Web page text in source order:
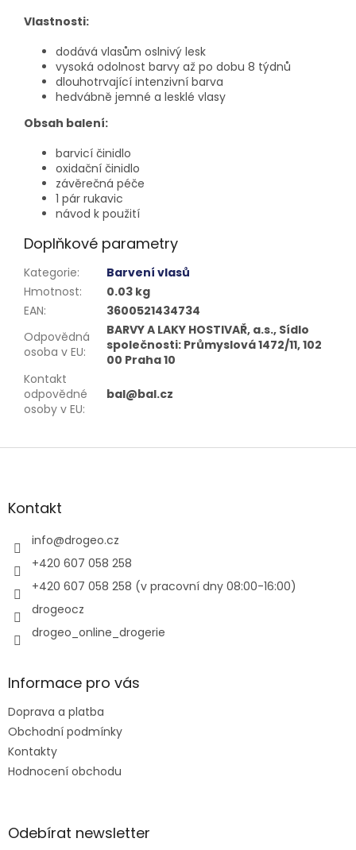
Vlastnosti:
dodává vlasům oslnivý lesk
vysoká odolnost barvy až po dobu 8 týdnů
dlouhotrvající intenzivní barva
hedvábně jemné a lesklé vlasy
Obsah balení:
barvicí činidlo
oxidační činidlo
závěrečná péče
1 pár rukavic
návod k použití
Doplňkové parametry
Kategorie:
Barvení vlasů
Hmotnost:
0.03 kg
EAN:
3600521434734
Odpovědná
osoba v EU:
BARVY A LAKY HOSTIVAŘ, a.s., Sídlo
společnosti: Průmyslová 1472/11, 102
00 Praha 10
Kontakt
odpovědné
osoby v EU:
bal@bal.cz
Z
aKontakt
info@drogeo.cz
+420 607 058 258
+420 607 058 258 (v pracovní dny 08:00-16:00)
drogeocz
drogeo_online_drogerie
Informace pro vás
Doprava a platba
Obchodní podmínky
Kontakty
Hodnocení obchodu
Odebírat newsletter